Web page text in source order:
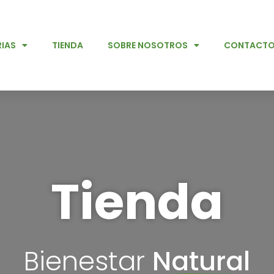
TIENDA SOBRE NOSOTROS CONTACTO
Tienda
Bienestar Natural